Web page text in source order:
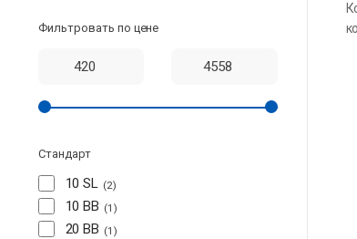
Фильтровать по цене
Стандарт
10 SL 2
10 BB 1
20 BB 1